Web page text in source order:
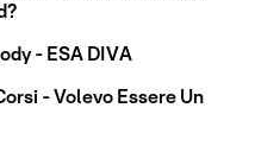
- ESA DIVA
- Volevo Essere Un